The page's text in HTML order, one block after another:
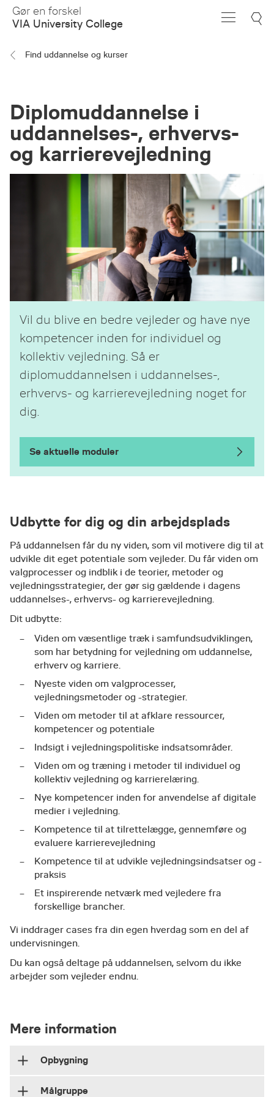
Skip
Main
Gør en forskel
VIA University College
Find uddannelse og kurser
Diplomuddannelse i
uddannelses-, erhvervs-
og karrierevejledning
Vil du blive en bedre vejleder og have nye
kompetencer inden for individuel og
kollektiv vejledning. Så er
diplomuddannelsen i uddannelses-,
erhvervs- og karrierevejledning noget for
dig.
Se aktuelle moduler
Udbytte for dig og din arbejdsplads
På uddannelsen får du ny viden, som vil motivere dig til at
udvikle dit eget potentiale som vejleder. Du får viden om
valgprocesser og indblik i de teorier, metoder og
vejledningsstrategier, der gør sig gældende i dagens
uddannelses-, erhvervs- og karrierevejledning.
Dit udbytte:
Viden om væsentlige træk i samfundsudviklingen,
som har betydning for vejledning om uddannelse,
erhverv og karriere.
Nyeste viden om valgprocesser,
vejledningsmetoder og -strategier.
Viden om metoder til at afklare ressourcer,
kompetencer og potentiale
Indsigt i vejledningspolitiske indsatsområder.
Viden om og træning i metoder til individuel og
kollektiv vejledning og karrierelæring.
Nye kompetencer inden for anvendelse af digitale
medier i vejledning.
Kompetence til at tilrettelægge, gennemføre og
evaluere karrierevejledning
Kompetence til at udvikle vejledningsindsatser og -
praksis
Et inspirerende netværk med vejledere fra
forskellige brancher.
Vi inddrager cases fra din egen hverdag som en del af
undervisningen.
Du kan også deltage på uddannelsen, selvom du ikke
arbejder som vejleder endnu.
Mere information
Opbygning
Uddannelsen udgør 60 ECTS point og svarer til
Målgruppe